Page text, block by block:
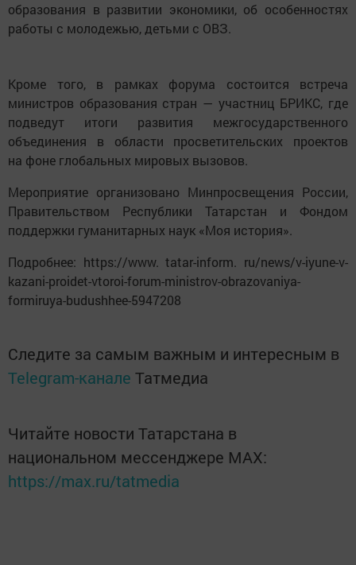
образования в развитии экономики, об особенностях
работы с молодежью, детьми с ОВЗ.
Кроме того, в рамках форума состоится встреча
министров образования стран — участниц БРИКС, где
подведут итоги развития межгосударственного
объединения в области просветительских проектов
на фоне глобальных мировых вызовов.
Мероприятие организовано Минпросвещения России,
Правительством Республики Татарстан и Фондом
поддержки гуманитарных наук «Моя история».
Подробнее: https://www. tatar-inform. ru/news/v-iyune-v-
kazani-proidet-vtoroi-forum-ministrov-obrazovaniya-
formiruya-budushhee-5947208
Следите за самым важным и интересным в
Telegram-канале Татмедиа
Читайте новости Татарстана в
национальном мессенджере MАХ:
https://max.ru/tatmedia